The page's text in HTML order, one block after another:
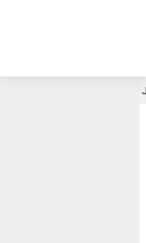
100 Nasi Kotak dan Jus